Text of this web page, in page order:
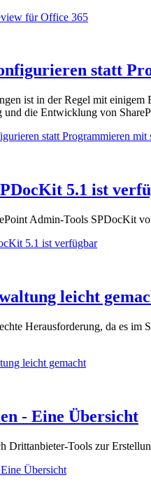
für Office 365
statt
ist in der Regel mit
die Entwicklung von
statt Programmieren mit
5.1 ist
Admin-Tools SPDocKit
5.1 ist verfügbar
leicht
Herausforderung, da es
leicht gemacht
- Eine Übersicht
Drittanbieter-Tools zur
Übersicht